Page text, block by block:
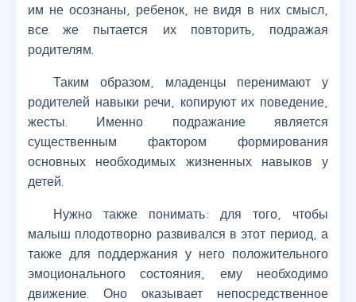
им не осознаны, ребенок, не видя в них смысл,
все же пытается их повторить, подражая
родителям.
Таким образом, младенцы перенимают у
родителей навыки речи, копируют их поведение,
жесты. Именно подражание является
существенным фактором формирования
основных необходимых жизненных навыков у
детей.
Нужно также понимать: для того, чтобы
малыш плодотворно развивался в этот период, а
также для поддержания у него положительного
эмоционального состояния, ему необходимо
движение. Оно оказывает непосредственное